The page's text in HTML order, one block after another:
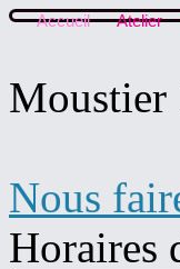
Accueil Atelier
Moustier
Nous
Horaires